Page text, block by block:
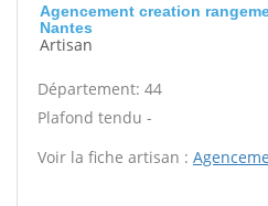
Agencement creation
Nantes
Artisan
Département: 44
Plafond tendu -
Voir la fiche artisan :